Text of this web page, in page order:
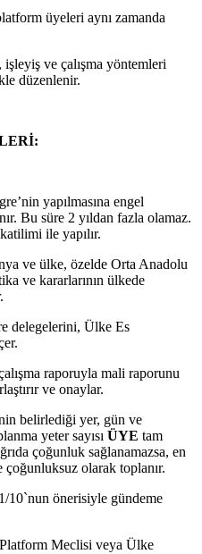
üyeleri aynı zamanda
ve çalışma yöntemleri
düzenlenir.
yapılmasına engel
Bu süre 2 yıldan fazla olamaz.
ile yapılır.
ve ülke, özelde Orta Anadolu
ve kararlarının ülkede
delegelerini, Ülke Es
raporuyla mali raporunu
ve onaylar.
belirlediği yer, gün ve
yeter sayısı ÜYE tam
çoğunluk sağlanamazsa, en
olarak toplanır.
10`nun önerisiyle gündeme
Meclisi veya Ülke